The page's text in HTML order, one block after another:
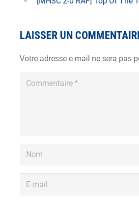
LAISSER UN
Votre adresse e-mail ne sera pas